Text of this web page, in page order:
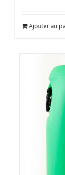
Ajouter au